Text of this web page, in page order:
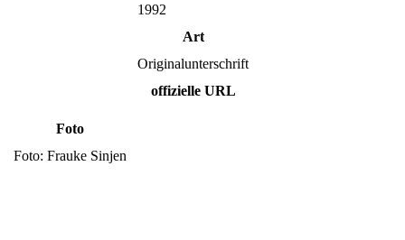
1992
Art
Originalunterschrift
offizielle URL
Foto
Foto: Frauke Sinjen